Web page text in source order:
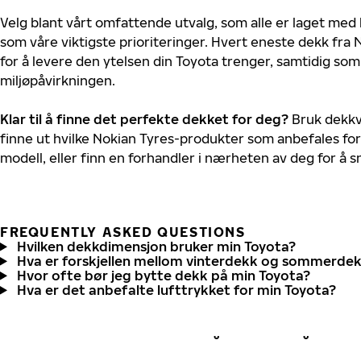
Velg blant vårt omfattende utvalg, som alle er laget
som våre viktigste prioriteringer. Hvert eneste dekk fra
for å levere den ytelsen din Toyota trenger, samtidig
miljøpåvirkningen.
Klar til å finne det perfekte dekket for deg? Bruk
finne ut hvilke Nokian Tyres-produkter som anbefales
modell, eller finn en forhandler i nærheten av deg for å
FREQUENTLY ASKED QUESTIONS
Hvilken dekkdimensjon bruker min Toyota?
Hva er forskjellen mellom vinterdekk og
Hvor ofte bør jeg bytte dekk på min Toyota?
Hva er det anbefalte lufttrykket for min Toyota?